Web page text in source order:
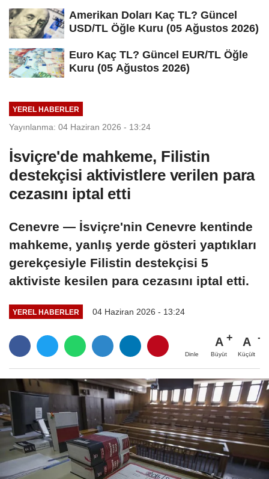
Amerikan Doları Kaç TL? Güncel
USD/TL Öğle Kuru (05 Ağustos 2026)
Euro Kaç TL? Güncel EUR/TL Öğle
Kuru (05 Ağustos 2026)
YEREL HABERLER
Yayınlanma: 04 Haziran 2026 - 13:24
İsviçre'de mahkeme, Filistin
destekçisi aktivistlere verilen para
cezasını iptal etti
Cenevre — İsviçre'nin Cenevre kentinde
mahkeme, yanlış yerde gösteri yaptıkları
gerekçesiyle Filistin destekçisi 5
aktiviste kesilen para cezasını iptal etti.
YEREL HABERLER 04 Haziran 2026 - 13:24
Dinle
A
Büyüt
A
Küçült